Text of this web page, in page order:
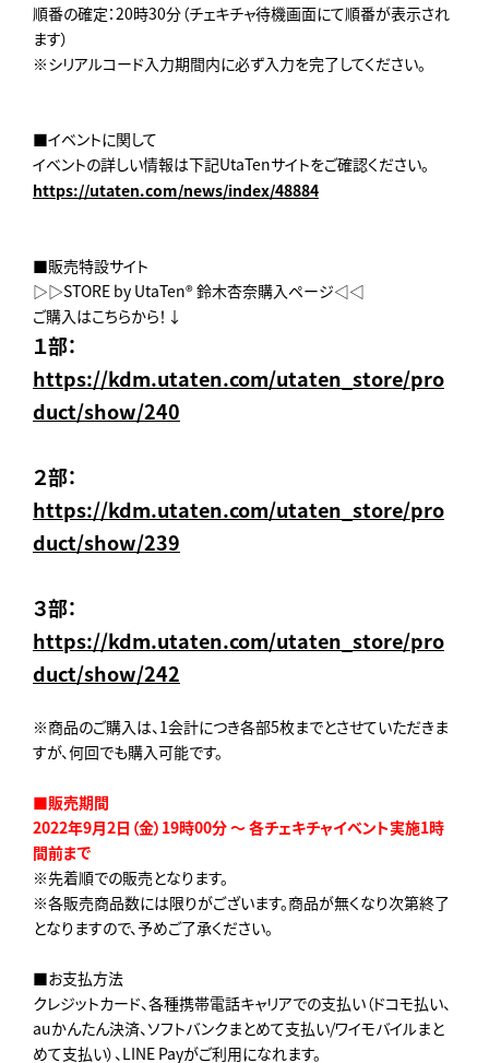
順番の確定：20時30分（チェキチャ待機画面にて順番が表示され
ます）
※シリアルコード入力期間内に必ず入力を完了してください。
■イベントに関して
イベントの詳しい情報は下記UtaTenサイトをご確認ください。
https://utaten.com/news/index/48884
■販売特設サイト
▷▷STORE by UtaTen® 鈴木杏奈購入ページ◁◁
ご購入はこちらから！↓
１部：
https://kdm.utaten.com/utaten_store/pro
duct/show/240
２部：
https://kdm.utaten.com/utaten_store/pro
duct/show/239
３部：
https://kdm.utaten.com/utaten_store/pro
duct/show/242
※商品のご購入は、1会計につき各部5枚までとさせていただきま
すが、何回でも購入可能です。
■販売期間
2022年9月2日（金）19時00分 ～ 各チェキチャイベント実施1時
間前まで
※先着順での販売となります。
※各販売商品数には限りがございます。商品が無くなり次第終了
となりますので、予めご了承ください。
■お支払方法
クレジットカード、各種携帯電話キャリアでの支払い（ドコモ払い、
auかんたん決済、ソフトバンクまとめて支払い/ワイモバイルまと
めて支払い）、LINE Payがご利用になれます。